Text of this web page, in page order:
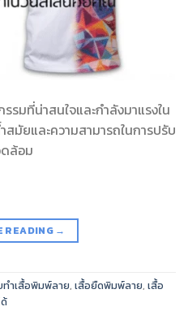
มที่น่าสนใจและกำลังมาแรงใน
มัยและความสามารถในการปรับ
ล้อม
READING →
ทำเสื้อพิมพ์ลาย, เสื้อยืดพิมพ์ลาย, เสื้อ